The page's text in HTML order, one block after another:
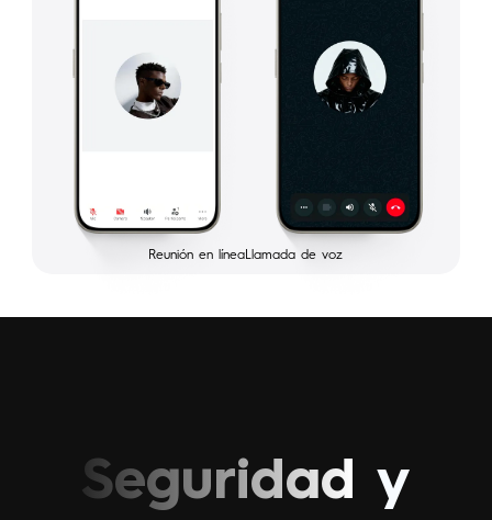
Reunión en líneaLlamada de voz
Seguridad y